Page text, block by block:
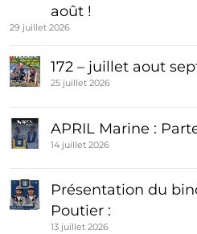
août !
29 juillet 2026
172 – juillet aout
25 juillet 2026
APRIL Marine :
14 juillet 2026
Présentation du
Poutier :
13 juillet 2026